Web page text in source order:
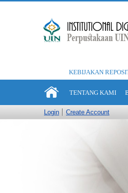
KEBIJAKAN
TENTANG KAMI
Login Create Account